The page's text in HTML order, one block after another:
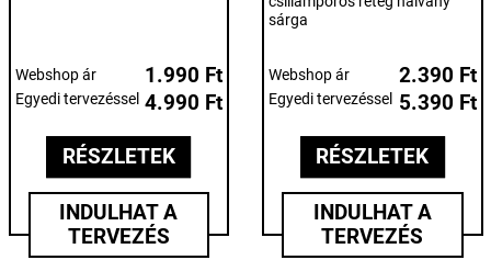
Webshop ár 1.990 Ft
Egyedi tervezéssel 4.990 Ft
RÉSZLETEK
INDULHAT A
TERVEZÉS
sárga
Webshop ár 2.390 Ft
Egyedi tervezéssel 5.390 Ft
RÉSZLETEK
INDULHAT A
TERVEZÉS